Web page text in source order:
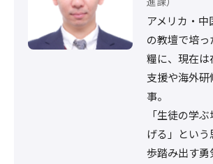
アメリカ・
の教壇で培
糧に、現在は
支援や海外
事。
「生徒の学
げる」とい
歩踏み出す勇